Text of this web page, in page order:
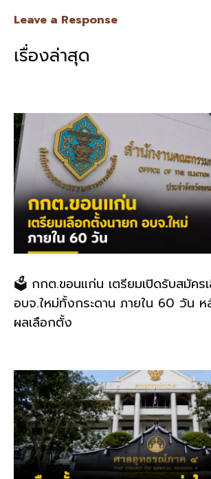
k
Leave a Response
เรื่องล่าสุด
🗳️ กกต.ขอนแก่น เตรียมเปิดรับสมัคร
อบจ.ใหม่ทั้งกระดาน ภายใน 60 วัน
ผลเลือกตั้ง